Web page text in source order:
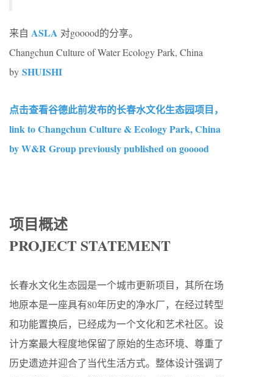
来自 ASLA 对gooood的分享。
Changchun Culture of Water Ecology Park, China
by SHUISHI
点击查看谷德此前发布的长春水文化生态园项目，
link to Changchun Culture & Ecology Park, China
by W&R Group previously published on gooood
项目概述
PROJECT STATEMENT
长春水文化生态园是一个城市更新项目，其所在场
地原本是一座具有80年历史的净水厂，在经过转型
和功能置换后，已经成为一个文化和艺术社区。设
计方案最大程度地保留了原始的生态环境、尊重了
历史遗迹并迎合了当代生活方式。整体设计强调了